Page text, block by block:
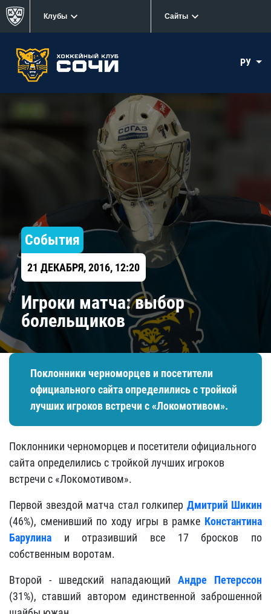
Клубы Сайты
РУ
События
21 ДЕКАБРЯ, 2016, 12:20
Игроки матча: выбор
болельщиков
Поклонники черноморцев и посетители
официального сайта определились с тройкой
лучших игроков встречи с «Локомотивом».
Поклонники черноморцев и посетители официального
сайта определились с тройкой лучших игроков
встречи с «Локомотивом».
Первой звездой матча стал голкипер Дмитрий Шикин
(46%), сменивший по ходу игры в рамке Константина
Барулина и отразивший все 17 бросков по
собственным воротам.
Второй - шведский нападающийАндре Петерссон
(31%), ставший автором единственной заброшенной